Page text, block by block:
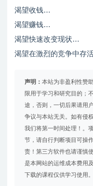
渴望收钱…
渴望赚钱…
渴望快速改变现状…
渴望在激烈的竞争中存
声明： 本站为非盈利性赞
限用于学习和研究目的；
途，否则，一切后果请用
争议与本站无关。如有侵
我们将第一时间处理！。
节，请自行判断项目可操
责！第三方软件也请谨慎
是本网站的运维成本费用
下载的课程仅供学习使用。